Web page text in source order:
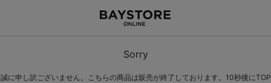
Sorry
誠に申し訳ございません。こちらの商品は販売が終了しております。10秒後にTOP